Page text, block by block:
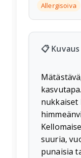
Allergisoiva
📋 Kuvaus
nukkaiset
suuria,
punaisia